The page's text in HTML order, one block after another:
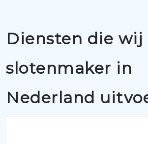
Diensten die wij
slotenmaker in
Nederland